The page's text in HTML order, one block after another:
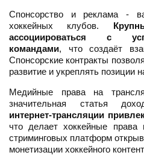
Спонсорство и реклама -
хоккейных клубов.
ассоциироваться с
командами, что создаёт
Спонсорские контракты
развитие и укреплять позиции
Медийные права на
значительная статья
интернет-трансляции
что делает хоккейные права
стриминговых платформ
монетизации хоккейного